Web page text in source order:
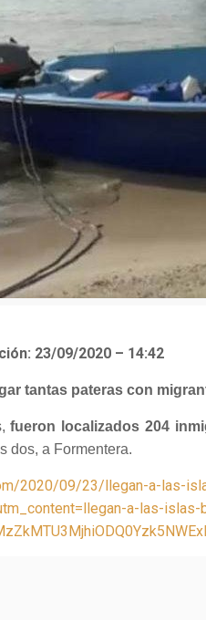
23/09/2020 – 14:42
tantas pateras con
fueron localizados 204
dos, a Formentera.
2020/09/23/llegan-a-las-
a-las-